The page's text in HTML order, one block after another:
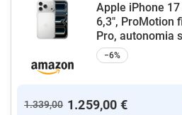
Apple iPhone
6,3", ProMotion
Pro, autonomia
−6%
1.339,00 1.259,00 €